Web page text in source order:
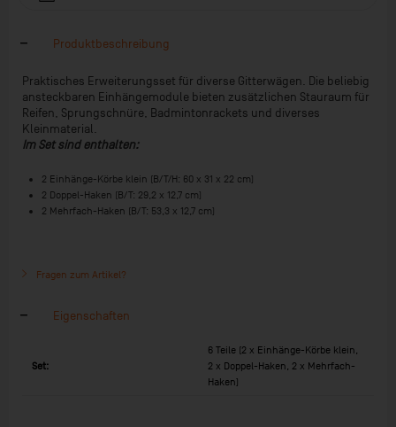
Produktbeschreibung
Praktisches Erweiterungsset für diverse Gitterwägen. Die beliebig
ansteckbaren Einhängemodule bieten zusätzlichen Stauraum für
Reifen, Sprungschnüre, Badmintonrackets und diverses
Kleinmaterial.
Im Set sind enthalten:
2 Einhänge-Körbe klein (B/T/H: 60 x 31 x 22 cm)
2 Doppel-Haken (B/T: 29,2 x 12,7 cm)
2 Mehrfach-Haken (B/T: 53,3 x 12,7 cm)
Fragen zum Artikel?
Eigenschaften
Set:
6 Teile (2 x Einhänge-Körbe klein,
2 x Doppel-Haken, 2 x Mehrfach-
Haken)